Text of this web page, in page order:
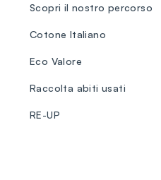
Scopri il nostro percorso
Cotone Italiano
Eco Valore
Raccolta abiti usati
RE-UP